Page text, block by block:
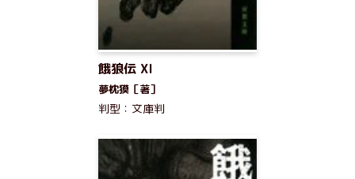
餓狼伝 XI
夢枕獏［著］
判型：文庫判